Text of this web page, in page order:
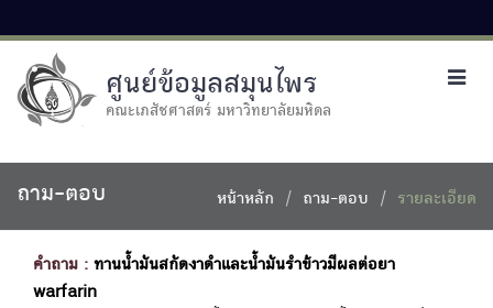
ศูนย์ข้อมูลสมุนไพร
คณะเภสัชศาสตร์ มหาวิทยาลัยมหิดล
ถาม-ตอบ หน้าหลัก ถาม-ตอบ รายละเอียด
คำถาม : ทานน้ำมันสกัดงาดำและน้ำมันรำข้าวมีผลต่อยา
warfarin